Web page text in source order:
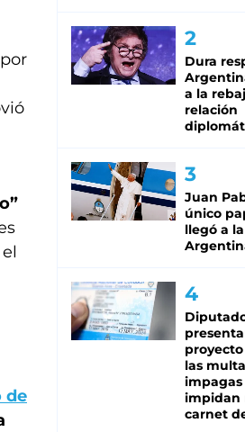
de
Dura
a la
relación
Juan
único
llegó a la
las
impagas
impidan
carnet